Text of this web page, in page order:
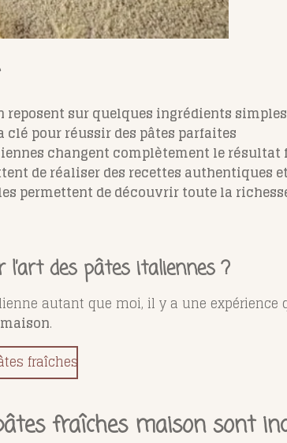
reposent sur quelques ingrédients
clé pour réussir des pâtes parfaites
changent complètement le résultat
de réaliser des recettes authentiques
permettent de découvrir toute la
des pâtes italiennes ?
autant que moi, il y a une
.
fraîches
fraîches maison sont